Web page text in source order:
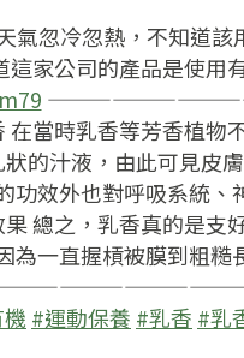
氣忽冷忽熱，不知道該
這家公司的產品是使用
———————————–
當時乳香等芳香植
的汁液，由此可見皮
功效外也對呼吸系統
果 總之，乳香真的
為一直握槓被膜到粗糙
#運動保養 #乳香 #乳